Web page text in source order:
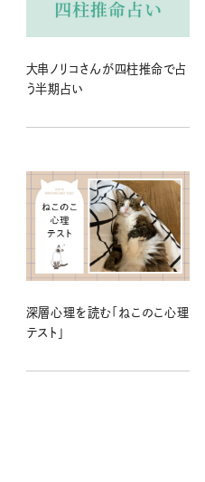
大串ノリコさんが四柱推命で占
う半期占い
深層心理を読む「ねこのこ心理
テスト」